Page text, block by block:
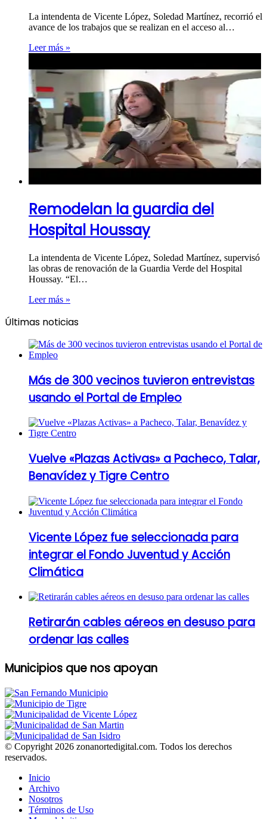
La intendenta de Vicente López, Soledad Martínez, recorrió el
avance de los trabajos que se realizan en el acceso al…
Leer más »
Remodelan la guardia del
Hospital Houssay
La intendenta de Vicente López, Soledad Martínez, supervisó
las obras de renovación de la Guardia Verde del Hospital
Houssay. “El…
Leer más »
Últimas noticias
Más de 300 vecinos tuvieron entrevistas
usando el Portal de Empleo
Vuelve «Plazas Activas» a Pacheco, Talar,
Benavídez y Tigre Centro
Vicente López fue seleccionada para
integrar el Fondo Juventud y Acción
Climática
Retirarán cables aéreos en desuso para
ordenar las calles
Municipios que nos apoyan
© Copyright 2026 zonanortedigital.com. Todos los derechos
reservados.
Inicio
Archivo
Nosotros
Términos de Uso